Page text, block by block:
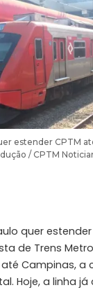
estender CPTM
/ CPTM
quer
de Trens
Campinas, a
Hoje, a linha